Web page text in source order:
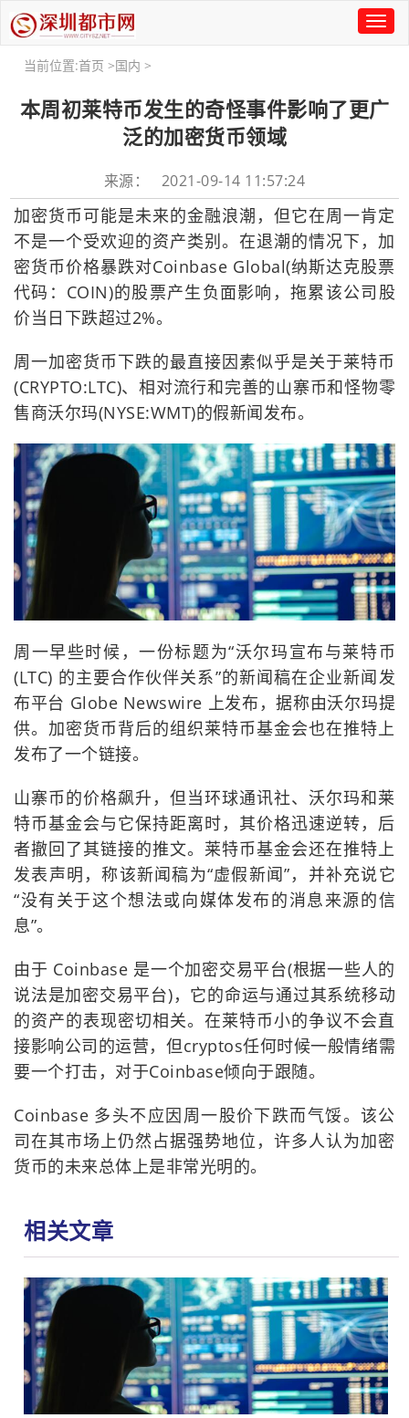
Toggle
当前位置:首页 >国内 >
本周初莱特币发生的奇怪事件影响了更广
泛的加密货币领域
来源： 2021-09-14 11:57:24
加密货币可能是未来的金融浪潮，但它在周一肯定
不是一个受欢迎的资产类别。在退潮的情况下，加
密货币价格暴跌对Coinbase Global(纳斯达克股票
代码：COIN)的股票产生负面影响，拖累该公司股
价当日下跌超过2%。
周一加密货币下跌的最直接因素似乎是关于莱特币
(CRYPTO:LTC)、相对流行和完善的山寨币和怪物零
售商沃尔玛(NYSE:WMT)的假新闻发布。
周一早些时候，一份标题为“沃尔玛宣布与莱特币
(LTC) 的主要合作伙伴关系”的新闻稿在企业新闻发
布平台 Globe Newswire 上发布，据称由沃尔玛提
供。加密货币背后的组织莱特币基金会也在推特上
发布了一个链接。
山寨币的价格飙升，但当环球通讯社、沃尔玛和莱
特币基金会与它保持距离时，其价格迅速逆转，后
者撤回了其链接的推文。莱特币基金会还在推特上
发表声明，称该新闻稿为“虚假新闻”，并补充说它
“没有关于这个想法或向媒体发布的消息来源的信
息”。
由于 Coinbase 是一个加密交易平台(根据一些人的
说法是加密交易平台)，它的命运与通过其系统移动
的资产的表现密切相关。在莱特币小的争议不会直
接影响公司的运营，但cryptos任何时候一般情绪需
要一个打击，对于Coinbase倾向于跟随。
Coinbase 多头不应因周一股价下跌而气馁。该公
司在其市场上仍然占据强势地位，许多人认为加密
货币的未来总体上是非常光明的。
相关文章